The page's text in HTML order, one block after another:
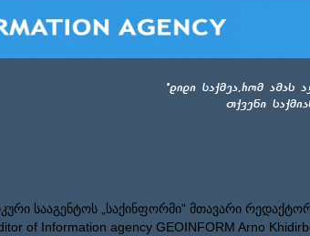
სააგენტოს „საქინფორმი” მთავარი
of Information agency GEOINFORM Arno